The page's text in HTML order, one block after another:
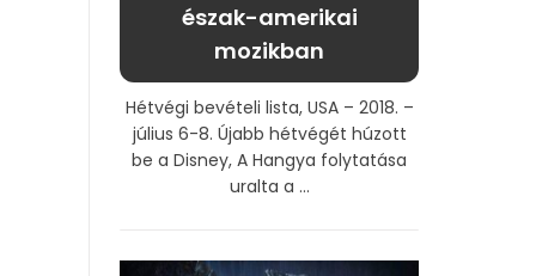
észak-amerikai
mozikban
Hétvégi bevételi lista, USA – 2018. –
július 6-8. Újabb hétvégét húzott
be a Disney, A Hangya folytatása
uralta a ...